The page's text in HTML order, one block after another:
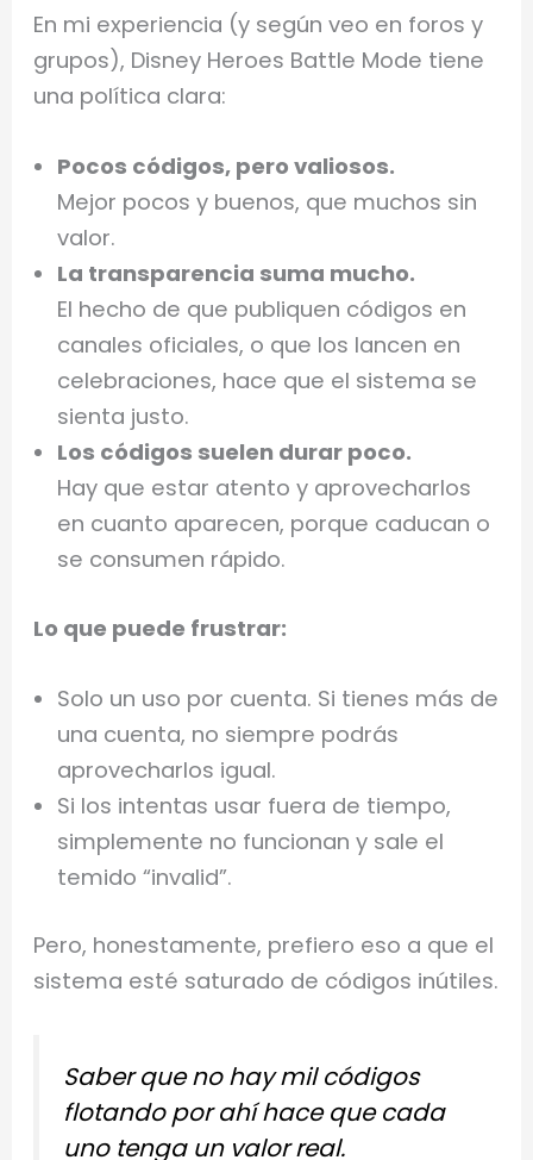
En mi experiencia (y según veo en foros y
grupos), Disney Heroes Battle Mode tiene
una política clara:
Pocos códigos, pero valiosos.
Mejor pocos y buenos, que muchos sin
valor.
La transparencia suma mucho.
El hecho de que publiquen códigos en
canales oficiales, o que los lancen en
celebraciones, hace que el sistema se
sienta justo.
Los códigos suelen durar poco.
Hay que estar atento y aprovecharlos
en cuanto aparecen, porque caducan o
se consumen rápido.
Lo que puede frustrar:
Solo un uso por cuenta. Si tienes más de
una cuenta, no siempre podrás
aprovecharlos igual.
Si los intentas usar fuera de tiempo,
simplemente no funcionan y sale el
temido “invalid”.
Pero, honestamente, prefiero eso a que el
sistema esté saturado de códigos inútiles.
Saber que no hay mil códigos
flotando por ahí hace que cada
uno tenga un valor real.